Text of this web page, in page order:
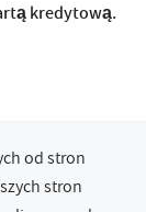
kredytową.
od stron
stron